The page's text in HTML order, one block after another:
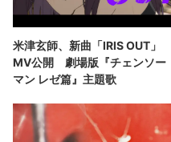
米津玄師、新曲「IRIS OUT」
MV公開 劇場版『チェンソー
マン レゼ篇』主題歌